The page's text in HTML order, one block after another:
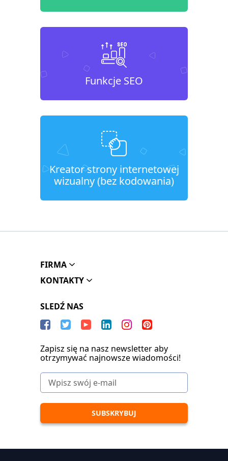
Funkcje SEO
Kreator strony internetowej
wizualny (bez kodowania)
FIRMA
KONTAKTY
SLEDŹ NAS
Zapisz się na nasz newsletter aby
otrzymywać najnowsze wiadomości!